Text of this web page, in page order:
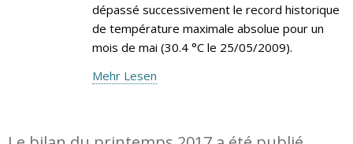
dépassé successivement le record historique
de température maximale absolue pour un
mois de mai (30.4 °C le 25/05/2009).
Mehr Lesen